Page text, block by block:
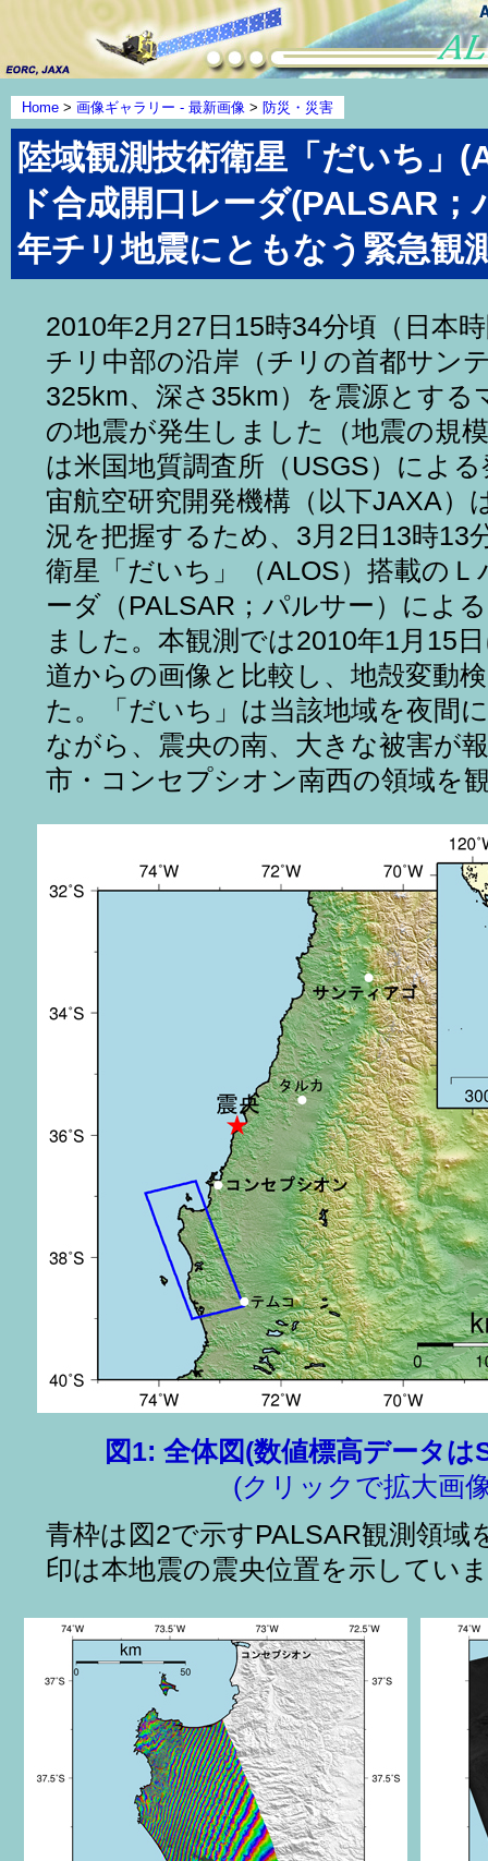
Home > 画像ギャラリー - 最新画像 > 防災・災害
陸域観測技術衛星「だいち」
ド合成開口レーダ(PALSAR
年チリ地震にともなう緊急観
2010年2月27日15時34分頃（日本
チリ中部の沿岸（チリの首都サン
325km、深さ35km）を震源とする
の地震が発生しました（地震の規
は米国地質調査所（USGS）によ
宙航空研究開発機構（以下JAXA）
況を把握するため、3月2日13時13
衛星「だいち」（ALOS）搭載の
ーダ（PALSAR；パルサー）によ
ました。本観測では2010年1月15
道からの画像と比較し、地殻変動
た。「だいち」は当該地域を夜間
ながら、震央の南、大きな被害が
市・コンセプシオン南西の領域を
図1: 全体図(数値標高データは
(クリックで拡大画
青枠は図2で示すPALSAR観測領域
印は本地震の震央位置を示してい